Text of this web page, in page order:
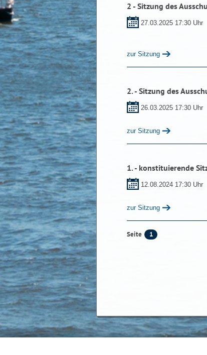
2 - Sitzung des
27.03.2025 17:30 Uhr
zur Sitzung
2. - Sitzung des
26.03.2025 17:30 Uhr
zur Sitzung
1. - konstituierende
12.08.2024 17:30 Uhr
zur Sitzung
Seite 1